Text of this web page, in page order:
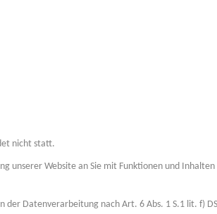
nicht statt.
unserer Website an Sie mit Funktionen und
Datenverarbeitung nach Art. 6 Abs. 1 S.1 lit. f)